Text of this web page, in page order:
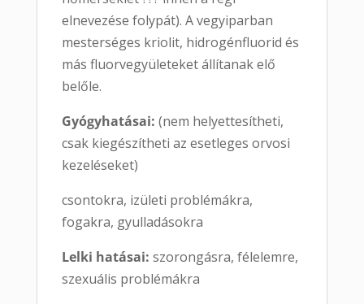
elnevezése folypát). A vegyiparban
mesterséges kriolit, hidrogénfluorid és
más fluorvegyületeket állítanak elő
belőle.
Gyógyhatásai: (nem helyettesítheti,
csak kiegészítheti az esetleges orvosi
kezeléseket)
csontokra, izületi problémákra,
fogakra, gyulladásokra
Lelki hatásai: szorongásra, félelemre,
szexuális problémákra